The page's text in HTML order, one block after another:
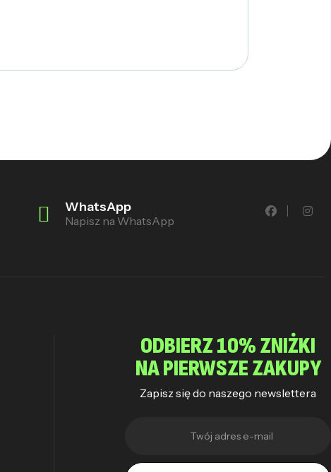
WhatsApp
Napisz na WhatsApp
ODBIERZ 10% ZNIŻKI
NA PIERWSZE ZAKUPY
Zapisz się do naszego newslettera